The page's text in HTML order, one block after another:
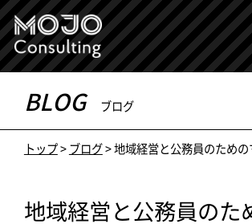
BLOG ブログ
トップ>ブログ>地域経営と公務員のため
地域経営と公務員のた